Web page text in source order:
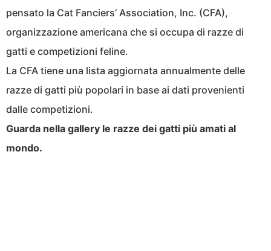
pensato la Cat Fanciers’ Association, Inc. (CFA),
organizzazione americana che si occupa di razze di
gatti e competizioni feline.
La CFA tiene una lista aggiornata annualmente delle
razze di gatti più popolari in base ai dati provenienti
dalle competizioni.
Guarda nella gallery le razze dei gatti più amati al
mondo.